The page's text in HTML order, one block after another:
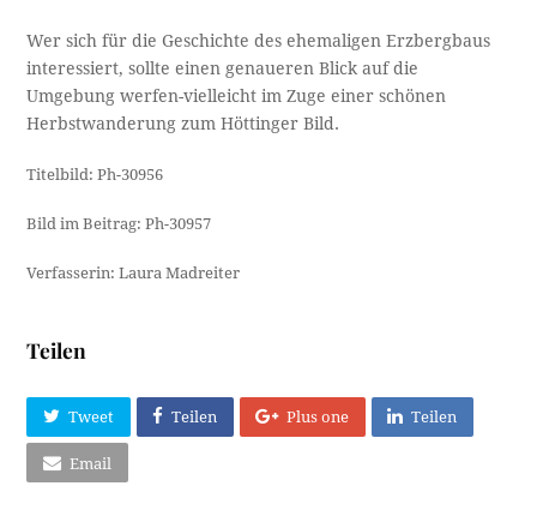
Wer sich für die Geschichte des ehemaligen Erzbergbaus
interessiert, sollte einen genaueren Blick auf die
Umgebung werfen-vielleicht im Zuge einer schönen
Herbstwanderung zum Höttinger Bild.
Titelbild: Ph-30956
Bild im Beitrag: Ph-30957
Verfasserin: Laura Madreiter
Teilen
Tweet Teilen Plus one Teilen
Email